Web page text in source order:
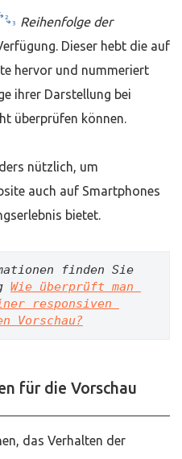
Reihenfolge der
Dieser hebt die auf
hervor und nummeriert
ihrer Darstellung bei
überprüfen können.
nützlich, um
auch auf Smartphones
bietet.
finden Sie
Wie überprüft man
responsiven
Vorschau?
für die Vorschau
das Verhalten der